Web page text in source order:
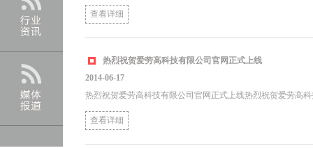
查看详细
热烈祝贺爱劳高科技有限公司官网正式上线
2014-06-17
热烈祝贺爱劳高科技有限公司官网正式上线热烈祝贺爱劳高
查看详细